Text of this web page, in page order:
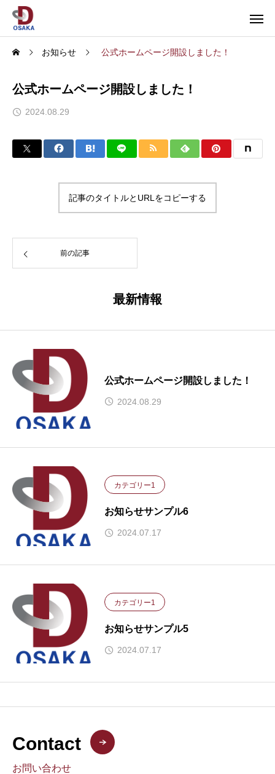
お知らせ 公式ホームページ開設しました！
公式ホームページ開設しました！
2024.08.29
記事のタイトルとURLをコピーする
前の記事
最新情報
公式ホームページ開設しました！
2024.08.29
カテゴリー1
お知らせサンプル6
2024.07.17
カテゴリー1
お知らせサンプル5
2024.07.17
Contact
お問い合わせ